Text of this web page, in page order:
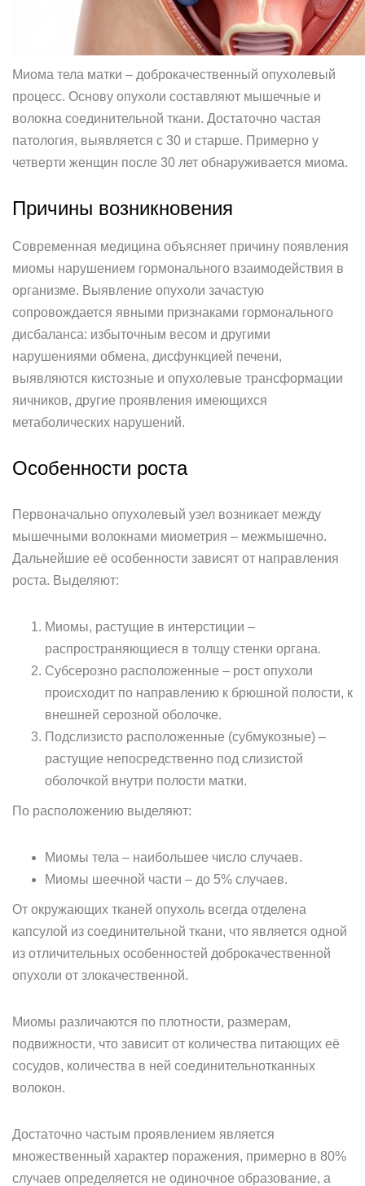
Миома тела матки – доброкачественный опухолевый
процесс. Основу опухоли составляют мышечные и
волокна соединительной ткани. Достаточно частая
патология, выявляется с 30 и старше. Примерно у
четверти женщин после 30 лет обнаруживается миома.
Причины возникновения
Современная медицина объясняет причину появления
миомы нарушением гормонального взаимодействия в
организме. Выявление опухоли зачастую
сопровождается явными признаками гормонального
дисбаланса: избыточным весом и другими
нарушениями обмена, дисфункцией печени,
выявляются кистозные и опухолевые трансформации
яичников, другие проявления имеющихся
метаболических нарушений.
Особенности роста
Первоначально опухолевый узел возникает между
мышечными волокнами миометрия – межмышечно.
Дальнейшие её особенности зависят от направления
роста. Выделяют:
Миомы, растущие в интерстиции –
распространяющиеся в толщу стенки органа.
Субсерозно расположенные – рост опухоли
происходит по направлению к брюшной полости, к
внешней серозной оболочке.
Подслизисто расположенные (субмукозные) –
растущие непосредственно под слизистой
оболочкой внутри полости матки.
По расположению выделяют:
Миомы тела – наибольшее число случаев.
Миомы шеечной части – до 5% случаев.
От окружающих тканей опухоль всегда отделена
капсулой из соединительной ткани, что является одной
из отличительных особенностей доброкачественной
опухоли от злокачественной.
Миомы различаются по плотности, размерам,
подвижности, что зависит от количества питающих её
сосудов, количества в ней соединительнотканных
волокон.
Достаточно частым проявлением является
множественный характер поражения, примерно в 80%
случаев определяется не одиночное образование, а